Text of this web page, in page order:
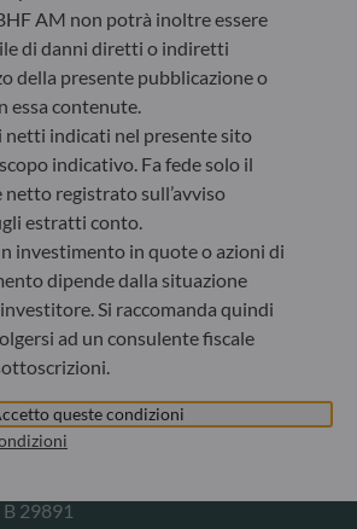
risparmio autorizzata dal
(“BaFin”)
: HRB 11971 Tribunale distrettuale
LUX
29891
AM non potrà inoltre essere
di danni diretti o indiretti
della presente pubblicazione o
essa contenute.
indicati nel presente sito
indicativo. Fa fede solo il
registrato sull’avviso
estratti conto.
investimento in quote o azioni di
dipende dalla situazione
Si raccomanda quindi
ad un consulente fiscale
queste condizioni